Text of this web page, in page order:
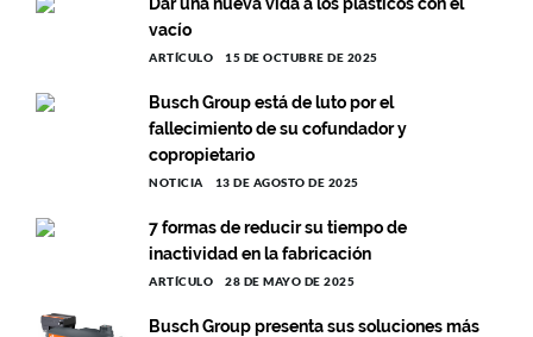
vacío
ARTÍCULO 15 DE OCTUBRE DE 2025
Busch Group está de luto por el
fallecimiento de su cofundador y
copropietario
NOTICIA 13 DE AGOSTO DE 2025
7 formas de reducir su tiempo de
inactividad en la fabricación
ARTÍCULO 28 DE MAYO DE 2025
Busch Group presenta sus soluciones más